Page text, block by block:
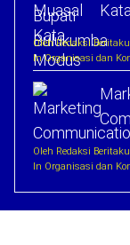
Oleh Redaksi Beritaku
In Organisasi dan
Oleh Redaksi Beritaku
In Organisasi dan